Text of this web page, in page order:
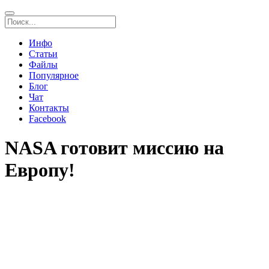
Инфо
Статьи
Файлы
Популярное
Блог
Чат
Контакты
Facebook
NASA готовит миссию на
Европу!